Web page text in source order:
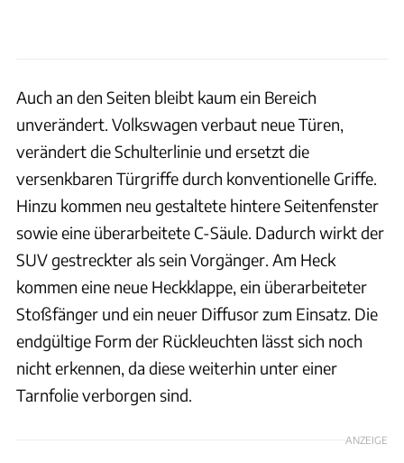
Auch an den Seiten bleibt kaum ein Bereich
unverändert. Volkswagen verbaut neue Türen,
verändert die Schulterlinie und ersetzt die
versenkbaren Türgriffe durch konventionelle Griffe.
Hinzu kommen neu gestaltete hintere Seitenfenster
sowie eine überarbeitete C-Säule. Dadurch wirkt der
SUV gestreckter als sein Vorgänger. Am Heck
kommen eine neue Heckklappe, ein überarbeiteter
Stoßfänger und ein neuer Diffusor zum Einsatz. Die
endgültige Form der Rückleuchten lässt sich noch
nicht erkennen, da diese weiterhin unter einer
Tarnfolie verborgen sind.
ANZEIGE